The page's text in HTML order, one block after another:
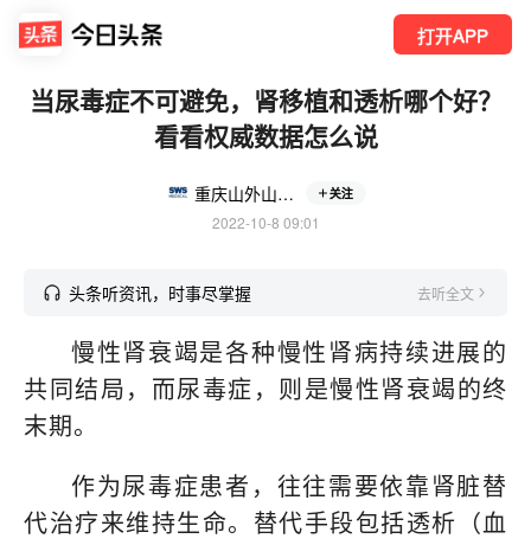
打开APP
当尿毒症不可避免，肾移植和透析哪个好？
看看权威数据怎么说
重庆山外山集团 关注
2022-10-8 09:01
头条听资讯，时事尽掌握 去听全文
慢性肾衰竭是各种慢性肾病持续进展的
共同结局，而尿毒症，则是慢性肾衰竭的终
末期。
作为尿毒症患者，往往需要依靠肾脏替
代治疗来维持生命。替代手段包括透析（血